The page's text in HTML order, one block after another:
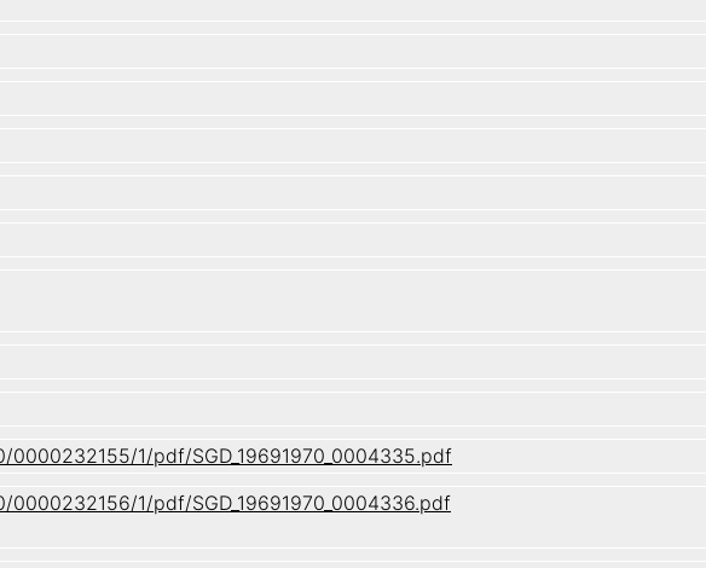
1/pdf/SGD_19691970_0004335.pdf
1/pdf/SGD_19691970_0004336.pdf